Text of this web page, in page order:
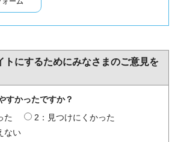
トにするためにみなさまのご意見を
すかったですか？
た
2：見つけにくかった
ない